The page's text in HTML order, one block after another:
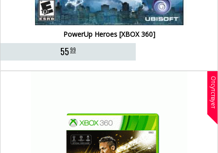
PowerUp Heroes [XBOX 360]
5599
Отсутствует